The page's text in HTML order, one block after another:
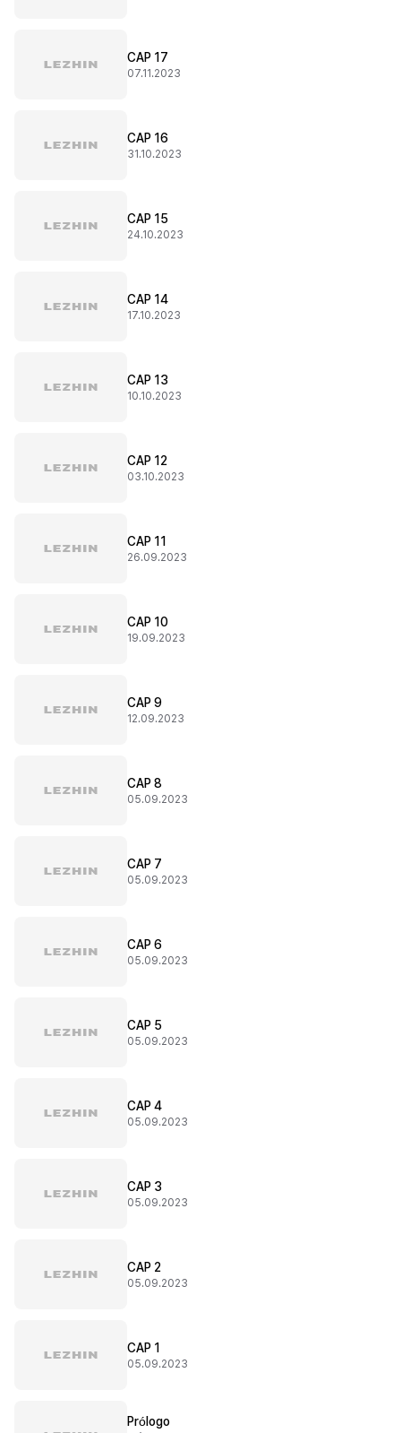
CAP 17
07.11.2023
CAP 16
31.10.2023
CAP 15
24.10.2023
CAP 14
17.10.2023
CAP 13
10.10.2023
CAP 12
03.10.2023
CAP 11
26.09.2023
CAP 10
19.09.2023
CAP 9
12.09.2023
CAP 8
05.09.2023
CAP 7
05.09.2023
CAP 6
05.09.2023
CAP 5
05.09.2023
CAP 4
05.09.2023
CAP 3
05.09.2023
CAP 2
05.09.2023
CAP 1
05.09.2023
Prólogo